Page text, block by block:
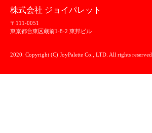
株式会社 ジョイパレット
〒111-0051
東京都台東区蔵前1-8-2 東邦ビル
2020. Copyright (C) JoyPalette Co., LTD. All rights reserved.